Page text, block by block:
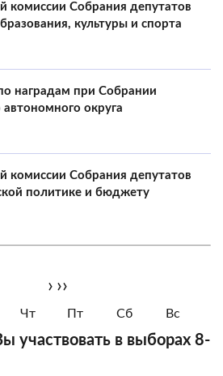
комиссии Собрания депутатов
культуры и спорта
наградам при Собрании
округа
комиссии Собрания депутатов
политике и бюджету
› ››
Чт Пт Сб Вс
участвовать в выборах 8-